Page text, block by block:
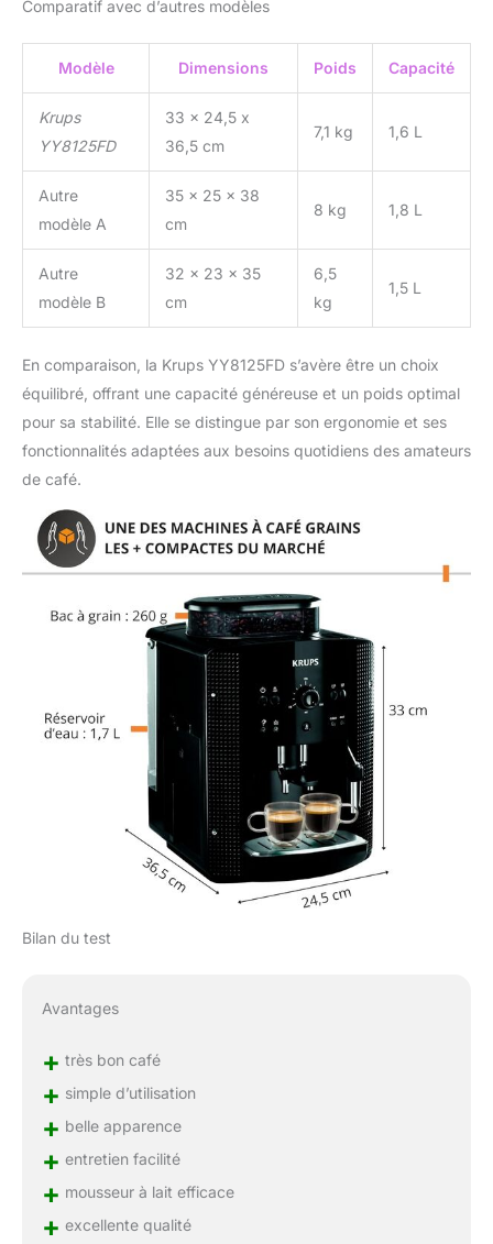
Comparatif avec d’autres modèles
Modèle Dimensions Poids Capacité
Krups
YY8125FD
33 x 24,5 x
36,5 cm
7,1 kg 1,6 L
Autre
modèle A
35 x 25 x 38
cm
8 kg 1,8 L
Autre
modèle B
32 x 23 x 35
cm
6,5
kg
1,5 L
En comparaison, la Krups YY8125FD s’avère être un choix
équilibré, offrant une capacité généreuse et un poids optimal
pour sa stabilité. Elle se distingue par son ergonomie et ses
fonctionnalités adaptées aux besoins quotidiens des amateurs
de café.
Bilan du test
Avantages
+ très bon café
+ simple d’utilisation
+ belle apparence
+ entretien facilité
+ mousseur à lait efficace
+ excellente qualité